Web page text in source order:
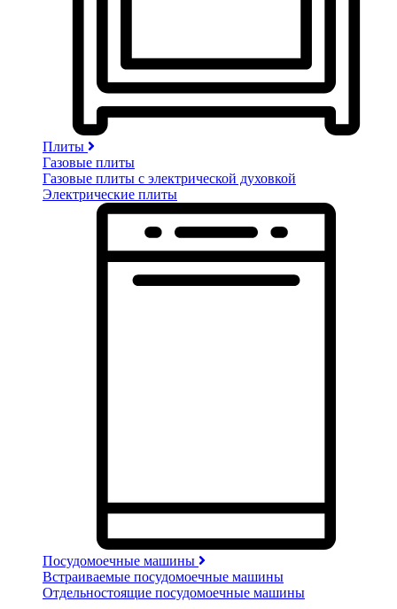
Плиты
Газовые плиты
Газовые плиты с электрической духовкой
Электрические плиты
Посудомоечные машины
Встраиваемые посудомоечные машины
Отдельностоящие посудомоечные машины